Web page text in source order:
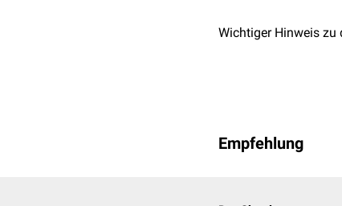
Wichtiger Hinweis zu
Empfehlung